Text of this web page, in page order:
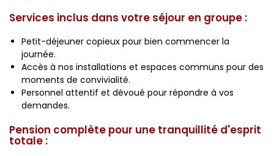
Services inclus dans votre séjour en groupe :
Petit-déjeuner copieux pour bien commencer la
journée.
Accès à nos installations et espaces communs pour des
moments de convivialité.
Personnel attentif et dévoué pour répondre à vos
demandes.
Pension complète pour une tranquillité d'esprit
totale :